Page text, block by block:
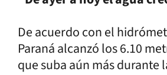
De acuerdo con el
Paraná alcanzó los 6.10
que suba aún más durante